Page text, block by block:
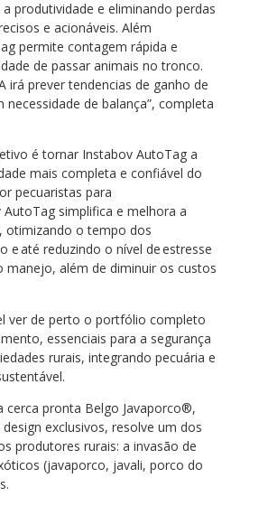
produtividade e eliminando perdas
e acionáveis. Além
permite contagem rápida e
de passar animais no tronco.
irá prever tendencias de ganho de
de balança”, completa
é tornar Instabov AutoTag a
mais completa e confiável do
pecuaristas para
AutoTag simplifica e melhora a
otimizando o tempo dos
e até reduzindo o nível de estresse
manejo, além de diminuir os custos
ver de perto o portfólio completo
essenciais para a segurança
rurais, integrando pecuária e
cerca pronta Belgo Javaporco®,
exclusivos, resolve um dos
produtores rurais: a invasão de
(javaporco, javali, porco do